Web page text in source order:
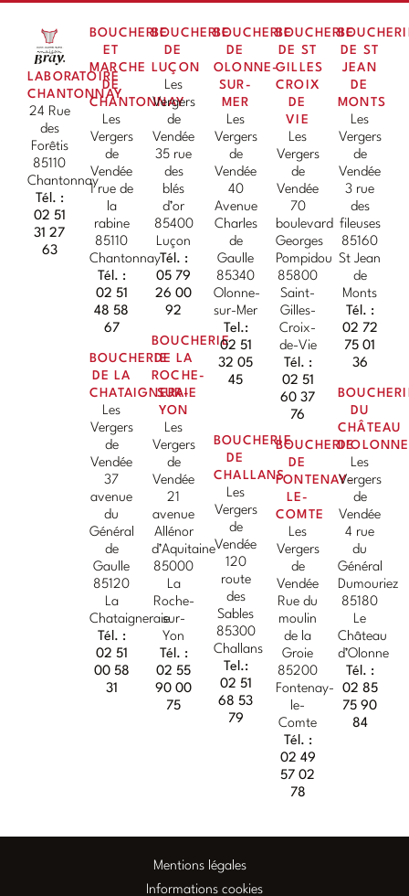
LABORATOIRE
CHANTONNAY
24 Rue
des
Forêtis
85110
Chantonnay
Tél. :
02 51
31 27
63
BOUCHERIE
ET
MARCHE
DE
CHANTONNAY
Les
Vergers
de
Vendée
1 rue de
la
rabine
85110
Chantonnay
Tél. :
02 51
48 58
67
BOUCHERIE
DE LA
CHATAIGNERAIE
Les
Vergers
de
Vendée
37
avenue
du
Général
de
Gaulle
85120
La
Chataigneraie
Tél. :
02 51
00 58
31
BOUCHERIE
DE
LUÇON
Les
Vergers
de
Vendée
35 rue
des
blés
d’or
85400
Luçon
Tél. :
05 79
26 00
92
BOUCHERIE
DE LA
ROCHE-
SUR-
YON
Les
Vergers
de
Vendée
21
avenue
Allénor
d’Aquitaine
85000
La
Roche-
sur-
Yon
Tél. :
02 55
90 00
75
BOUCHERIE
DE
OLONNE-
SUR-
MER
Les
Vergers
de
Vendée
40
Avenue
Charles
de
Gaulle
85340
Olonne-
sur-Mer
Tel.:
02 51
32 05
45
BOUCHERIE
DE
CHALLANS
Les
Vergers
de
Vendée
120
route
des
Sables
85300
Challans
Tel.:
02 51
68 53
79
BOUCHERIE
DE ST
GILLES
CROIX
DE
VIE
Les
Vergers
de
Vendée
70
boulevard
Georges
Pompidou
85800
Saint-
Gilles-
Croix-
de-Vie
Tél. :
02 51
60 37
76
BOUCHERIE
DE
FONTENAY-
LE-
COMTE
Les
Vergers
de
Vendée
Rue du
moulin
de la
Groie
85200
Fontenay-
le-
Comte
Tél. :
02 49
57 02
78
DE ST
JEAN
DE
MONTS
Les
Vergers
de
Vendée
3 rue
des
fileuses
85160
St Jean
de
Monts
Tél. :
02 72
75 01
36
DU
CHÂTEAU
D'OLONNE
Les
Vergers
de
Vendée
4 rue
du
Général
Dumouriez
85180
Le
Château
d’Olonne
Tél. :
02 85
75 90
84
Mentions légales
Informations cookies